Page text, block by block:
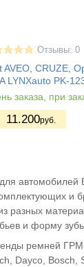
Отзывы: 0
CRUZE,
LYNXauto PK-
заказа, при
11.200руб.
автомобилей
и
разных
и форму
ремней
Dayco, Bosch,